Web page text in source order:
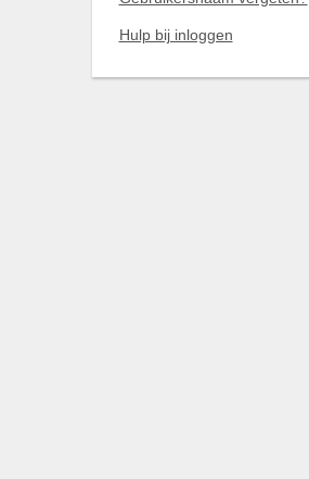
Hulp bij inloggen